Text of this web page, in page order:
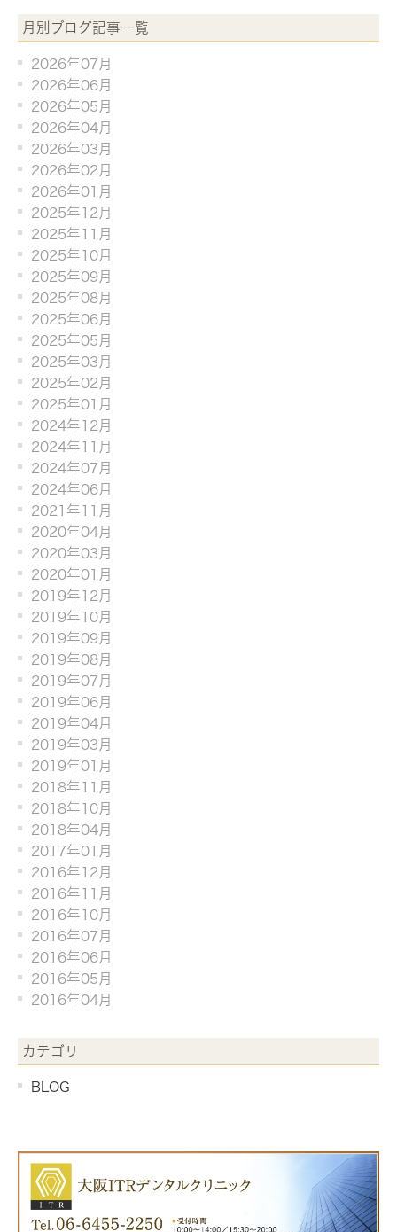
月別ブログ記事一覧
2026年07月
2026年06月
2026年05月
2026年04月
2026年03月
2026年02月
2026年01月
2025年12月
2025年11月
2025年10月
2025年09月
2025年08月
2025年06月
2025年05月
2025年03月
2025年02月
2025年01月
2024年12月
2024年11月
2024年07月
2024年06月
2021年11月
2020年04月
2020年03月
2020年01月
2019年12月
2019年10月
2019年09月
2019年08月
2019年07月
2019年06月
2019年04月
2019年03月
2019年01月
2018年11月
2018年10月
2018年04月
2017年01月
2016年12月
2016年11月
2016年10月
2016年07月
2016年06月
2016年05月
2016年04月
カテゴリ
BLOG